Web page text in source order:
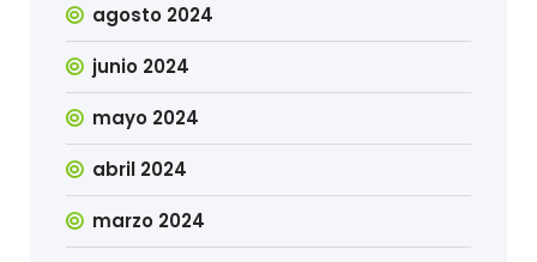
agosto 2024
junio 2024
mayo 2024
abril 2024
marzo 2024